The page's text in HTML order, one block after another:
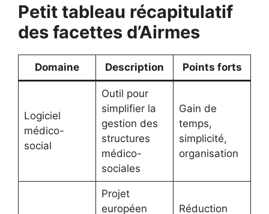
Petit tableau récapitulatif
des facettes d’Airmes
Domaine Description Points forts
Logiciel
médico-
social
Outil pour
simplifier la
gestion des
structures
médico-
sociales
Gain de
temps,
simplicité,
organisation
Projet
européen
Réduction